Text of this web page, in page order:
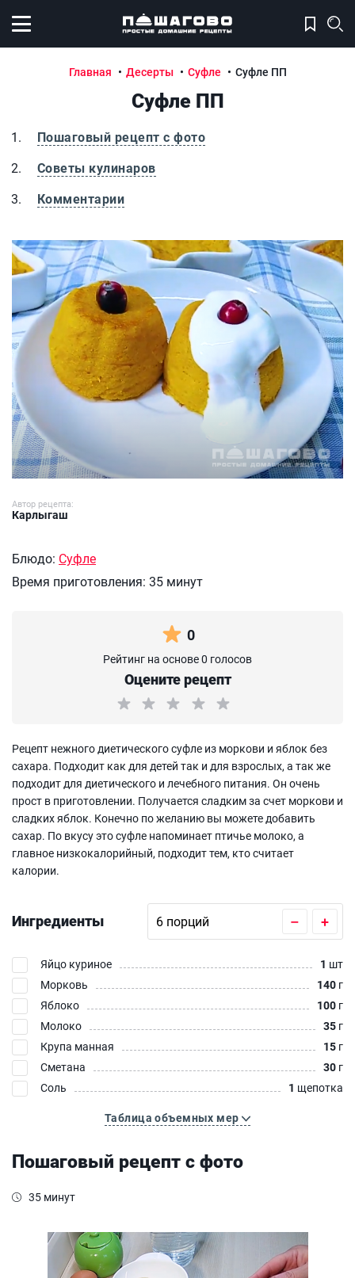
Открыть меню
Главная Десерты Суфле Суфле ПП
Суфле ПП
Пошаговый рецепт с фото
Советы кулинаров
Комментарии
Суфле ПП
Автор рецепта:
Карлыгаш
Блюдо: Суфле
Время приготовления: 35 минут
0
Рейтинг на основе 0 голосов
Оцените рецепт
Рецепт нежного диетического суфле из моркови и яблок без
сахара. Подходит как для детей так и для взрослых, а так же
подходит для диетического и лечебного питания. Он очень
прост в приготовлении. Получается сладким за счет моркови и
сладких яблок. Конечно по желанию вы можете добавить
сахар. По вкусу это суфле напоминает птичье молоко, а
главное низкокалорийный, подходит тем, кто считает
калории.
Ингредиенты – +
Яйцо куриное 1 шт
Морковь
140 г
Яблоко
100 г
Молоко
35 г
Крупа манная
15 г
Сметана
30 г
Соль
1 щепотка
Таблица объемных мер
Пошаговый рецепт с фото
35 минут